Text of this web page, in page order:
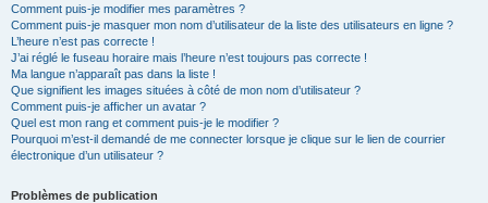
Comment puis-je modifier mes paramètres ?
Comment puis-je masquer mon nom d’utilisateur de la liste des utilisateurs en ligne ?
L’heure n’est pas correcte !
J’ai réglé le fuseau horaire mais l’heure n’est toujours pas correcte !
Ma langue n’apparaît pas dans la liste !
Que signifient les images situées à côté de mon nom d’utilisateur ?
Comment puis-je afficher un avatar ?
Quel est mon rang et comment puis-je le modifier ?
Pourquoi m’est-il demandé de me connecter lorsque je clique sur le lien de courrier
électronique d’un utilisateur ?
Problèmes de publication